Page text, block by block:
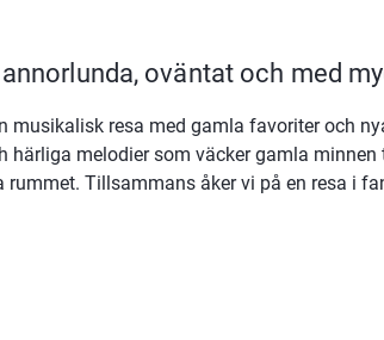
oväntat och med
musikalisk resa med gamla favoriter och
härliga melodier som väcker gamla
rummet. Tillsammans åker vi på en resa i